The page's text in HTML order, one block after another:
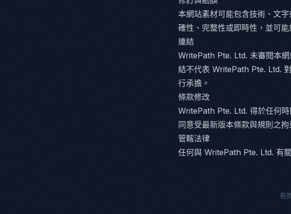
本網站素材可能包含技術、文
確性、完整性或即時性，並可
連結
WritePath Pte. Ltd. 未審閱本
結不代表 WritePath Pte. Ltd.
行承擔。
條款修改
WritePath Pte. Ltd. 得於任何
同意受最新版本條款與規則之拘
管轄法律
任何與 WritePath Pte. Ltd. 有
有